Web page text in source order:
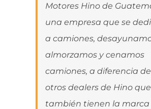
Motores Hino de
una empresa que se
a camiones,
almorzamos y cenamos
camiones, a diferencia
otros dealers de Hino que
también tienen la marca